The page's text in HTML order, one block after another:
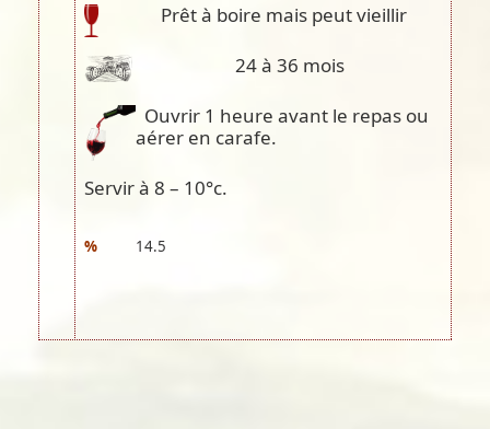
Prêt à boire mais peut vieillir
24 à 36 mois
Ouvrir 1 heure avant le repas ou
aérer en carafe.
Servir à 8 – 10°c.
% 14.5